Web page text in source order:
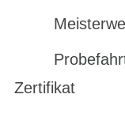
Zertifikat